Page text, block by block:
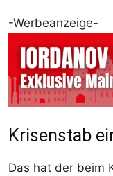
-Werbeanzeige-
Krisenstab
Das hat der beim